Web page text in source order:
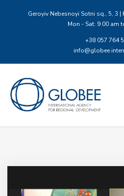
Geroyiv Nebesnoyi Sotni sq., 5, 3 |
Mon - Sat: 9.00 am
+38 057 764